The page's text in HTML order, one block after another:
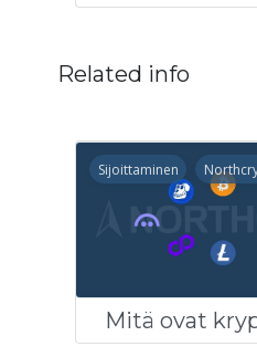
Related info
Sijoittaminen
Mitä ovat